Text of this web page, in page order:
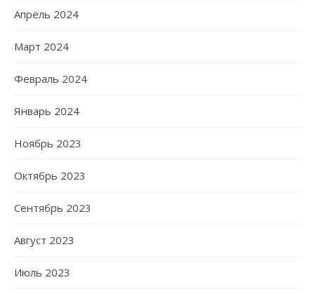
Апрель 2024
Март 2024
Февраль 2024
Январь 2024
Ноябрь 2023
Октябрь 2023
Сентябрь 2023
Август 2023
Июль 2023